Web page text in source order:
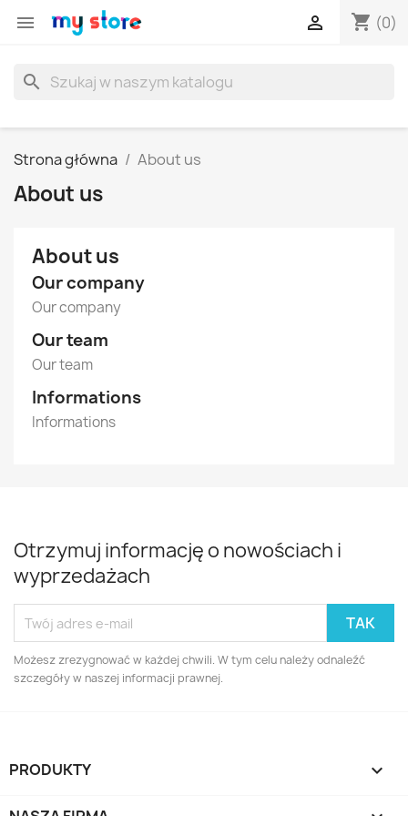
 shopping_cart (0)

search
Strona główna About us
About us
About us
Our company
Our company
Our team
Our team
Informations
Informations
Otrzymuj informację o nowościach i
wyprzedażach
Możesz zrezygnować w każdej chwili. W tym celu należy odnaleźć
szczegóły w naszej informacji prawnej.
PRODUKTY 